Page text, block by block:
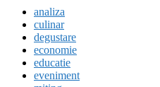
analiza
culinar
degustare
economie
educatie
eveniment